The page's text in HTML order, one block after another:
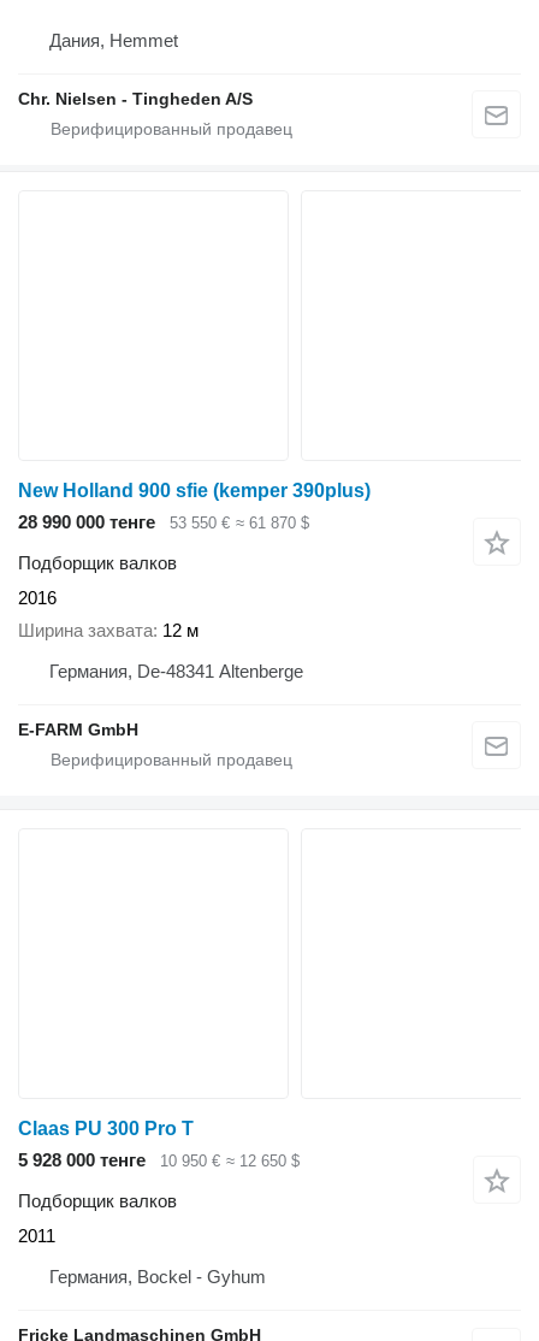
Дания, Hemmet
Chr. Nielsen - Tingheden A/S
New Holland 900 sfie (kemper 390plus)
28 990 000 тенге
53 550 € ≈ 61 870 $
Подборщик валков
2016
Ширина захвата 12 м
Германия, De-48341 Altenberge
E-FARM GmbH
Claas PU 300 Pro T
5 928 000 тенге
10 950 € ≈ 12 650 $
Подборщик валков
2011
Германия, Bockel - Gyhum
Fricke Landmaschinen GmbH